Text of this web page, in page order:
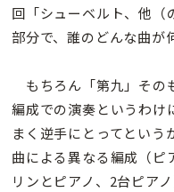
回「シューベルト、他（
部分で、誰のどんな曲が
もちろん「第九」その
編成での演奏というわけ
まく逆手にとってとい
曲による異なる編成（ピ
リンとピアノ、2台ピア